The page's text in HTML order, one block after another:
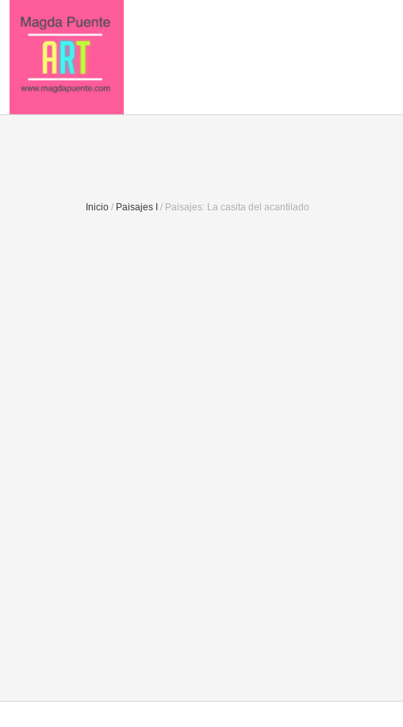
Inicio/ Paisajes I / Paisajes: La casita del acantilado